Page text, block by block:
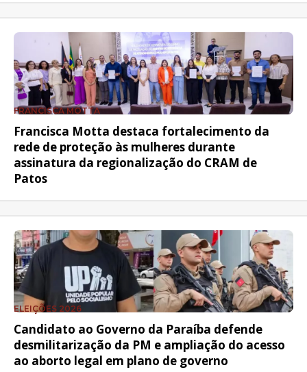
FRANCISCA MOTTA
Francisca Motta destaca fortalecimento da
rede de proteção às mulheres durante
assinatura da regionalização do CRAM de
Patos
ELEIÇÕES 2026
Candidato ao Governo da Paraíba defende
desmilitarização da PM e ampliação do acesso
ao aborto legal em plano de governo